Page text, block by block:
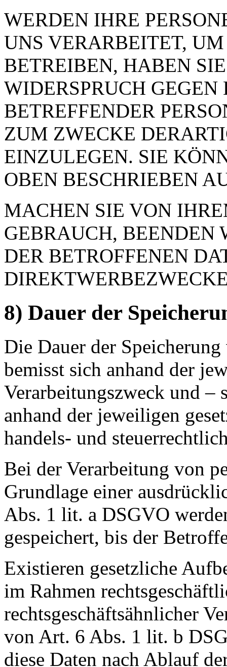
WERDEN IHRE
UNS VERARBEITET,
BETREIBEN, HABEN
WIDERSPRUCH
BETREFFENDER
ZUM ZWECKE
EINZULEGEN. SIE
OBEN BESCHRIEBEN
MACHEN SIE VON
GEBRAUCH, BEENDEN
DER BETROFFENEN
8) Dauer der
Die Dauer der
bemisst sich anhand der
Verarbeitungszweck und –
anhand der jeweiligen
handels- und
Bei der Verarbeitung von
Grundlage einer
Abs. 1 lit. a DSGVO
gespeichert, bis der
Existieren gesetzliche
im Rahmen
rechtsgeschäftsähnlicher
von Art. 6 Abs. 1 lit. b
diese Daten nach Ablauf